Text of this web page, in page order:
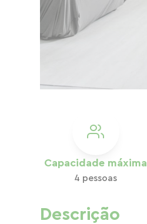
Capacidade máxima
4 pessoas
Descrição